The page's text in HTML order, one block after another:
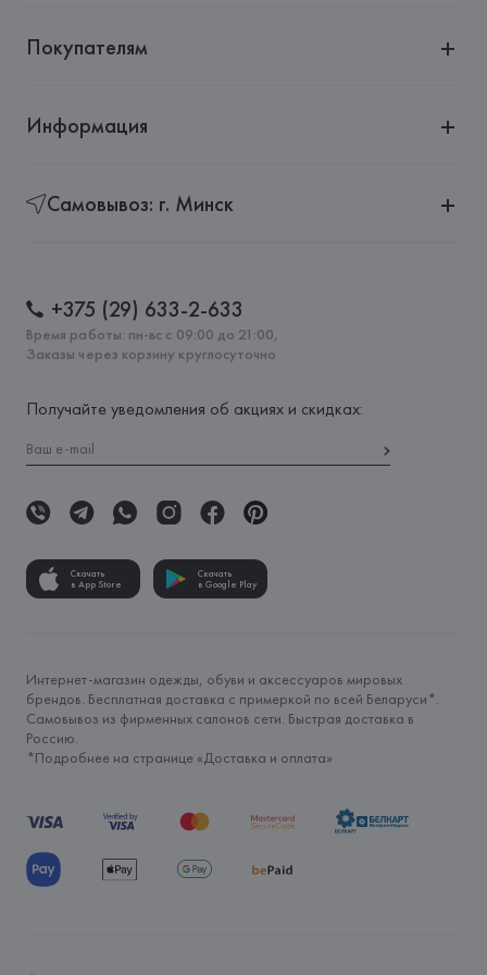
Покупателям
Информация
Самовывоз: г. Минск
+375 (29) 633-2-633
Время работы: пн-вс с 09:00 до 21:00,
Заказы через корзину круглосуточно
Получайте уведомления об акциях и скидках:
Скачать
в App Store
Скачать
в Google Play
Интернет-магазин одежды, обуви и аксессуаров мировых
брендов. Бесплатная доставка с примеркой по всей Беларуси*.
Самовывоз из фирменных салонов сети. Быстрая доставка в
Россию.
*Подробнее на странице «Доставка и оплата»